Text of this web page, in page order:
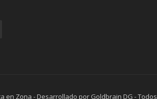
en Zona - Desarrollado por Goldbrain DG - Todos